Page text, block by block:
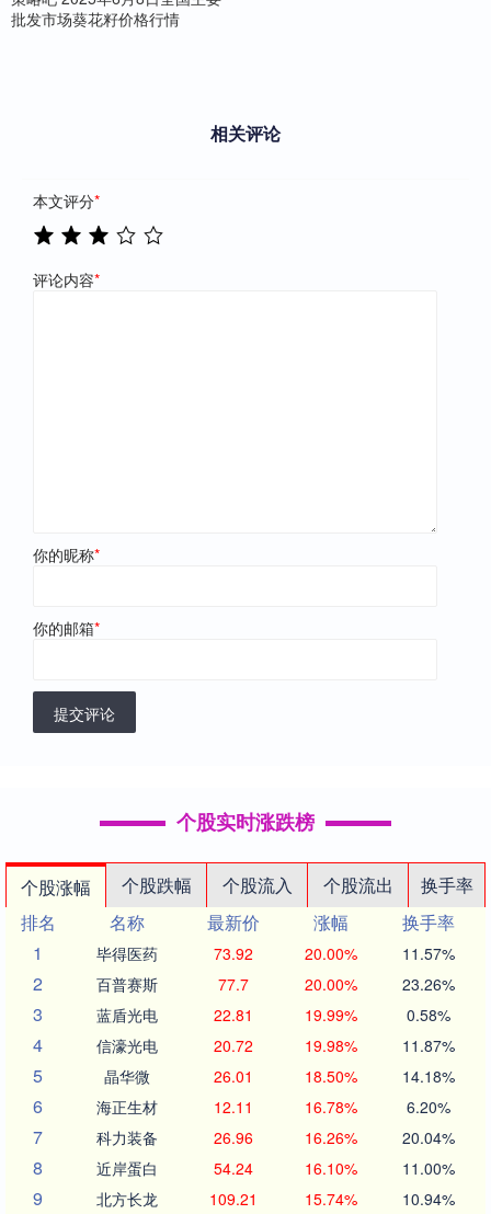
批发市场葵花籽价格行情
相关评论
本文评分*
评论内容*
你的昵称*
你的邮箱*
提交评论
个股实时涨跌榜
个股涨幅 个股跌幅 个股流入 个股流出
换手率
排名
名称 最新价 涨幅
换手率
1
毕得医药 73.92 20.00% 11.57%
2 百普赛斯 77.7 20.00% 23.26%
3 蓝盾光电 22.81 19.99% 0.58%
4 信濠光电 20.72 19.98% 11.87%
5 晶华微 26.01 18.50% 14.18%
6 海正生材 12.11 16.78% 6.20%
7 科力装备 26.96 16.26% 20.04%
8 近岸蛋白 54.24 16.10% 11.00%
9 北方长龙 109.21 15.74% 10.94%